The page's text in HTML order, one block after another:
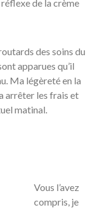
de la crème
des soins du
apparues qu’il
Ma légèreté en la
arrêter les frais et
matinal.
Vous l’avez
compris, je